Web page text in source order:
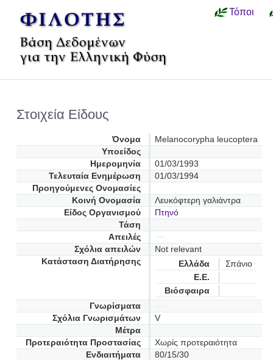
Τόποι
Στοιχεία Είδους
Όνομα
Melanocorypha leucoptera
Υποείδος
Ημερομηνία
01/03/1993
Τελευταία Ενημέρωση
01/03/1994
Προηγούμενες Oνομασίες
Κοινή Ονομασία
Λευκόφτερη γαλιάντρα
Είδος Οργανισμού
Πτηνό
Τάση
Απειλές
Σχόλια απειλών
Not relevant
Κατάσταση Διατήρησης
Ελλάδα
Σπάνιο
Ε.Ε.
Βιόσφαιρα
Γνωρίσματα
Σχόλια Γνωρισμάτων
V
Μέτρα
Προτεραιότητα Προστασίας
Χωρίς προτεραιότητα
Ενδιαιτήματα
80/15/30